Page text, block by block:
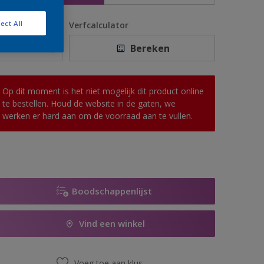
Verfcalculator
Bereken
Op dit moment is het niet mogelijk dit product online
te bestellen. Houd de website in de gaten, we
werken er hard aan om de voorraad aan te vullen.
Boodschappenlijst
Vind een winkel
All